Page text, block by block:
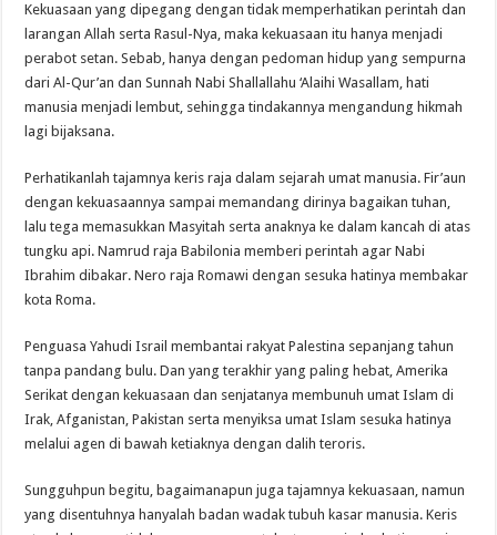
Kekuasaan yang dipegang dengan tidak memperhatikan perintah dan
larangan Allah serta Rasul-Nya, maka kekuasaan itu hanya menjadi
perabot setan. Sebab, hanya dengan pedoman hidup yang sempurna
dari Al-Qur’an dan Sunnah Nabi Shallallahu ‘Alaihi Wasallam, hati
manusia menjadi lembut, sehingga tindakannya mengandung hikmah
lagi bijaksana.
Perhatikanlah tajamnya keris raja dalam sejarah umat manusia. Fir’aun
dengan kekuasaannya sampai memandang dirinya bagaikan tuhan,
lalu tega memasukkan Masyitah serta anaknya ke dalam kancah di atas
tungku api. Namrud raja Babilonia memberi perintah agar Nabi
Ibrahim dibakar. Nero raja Romawi dengan sesuka hatinya membakar
kota Roma.
Penguasa Yahudi Israil membantai rakyat Palestina sepanjang tahun
tanpa pandang bulu. Dan yang terakhir yang paling hebat, Amerika
Serikat dengan kekuasaan dan senjatanya membunuh umat Islam di
Irak, Afganistan, Pakistan serta menyiksa umat Islam sesuka hatinya
melalui agen di bawah ketiaknya dengan dalih teroris.
Sungguhpun begitu, bagaimanapun juga tajamnya kekuasaan, namun
yang disentuhnya hanyalah badan wadak tubuh kasar manusia. Keris